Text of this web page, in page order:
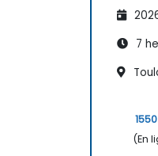
7
(En